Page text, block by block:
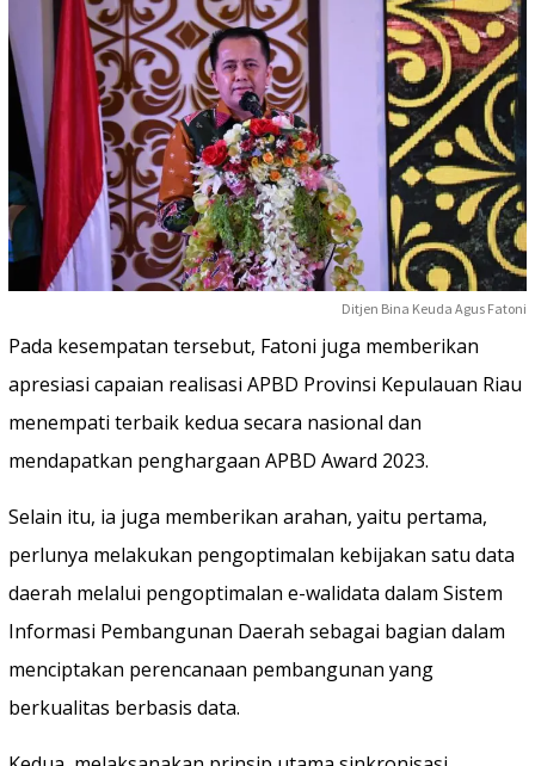
Ditjen Bina Keuda Agus Fatoni
Pada kesempatan tersebut, Fatoni juga memberikan
apresiasi capaian realisasi APBD Provinsi Kepulauan Riau
menempati terbaik kedua secara nasional dan
mendapatkan penghargaan APBD Award 2023.
Selain itu, ia juga memberikan arahan, yaitu pertama,
perlunya melakukan pengoptimalan kebijakan satu data
daerah melalui pengoptimalan e-walidata dalam Sistem
Informasi Pembangunan Daerah sebagai bagian dalam
menciptakan perencanaan pembangunan yang
berkualitas berbasis data.